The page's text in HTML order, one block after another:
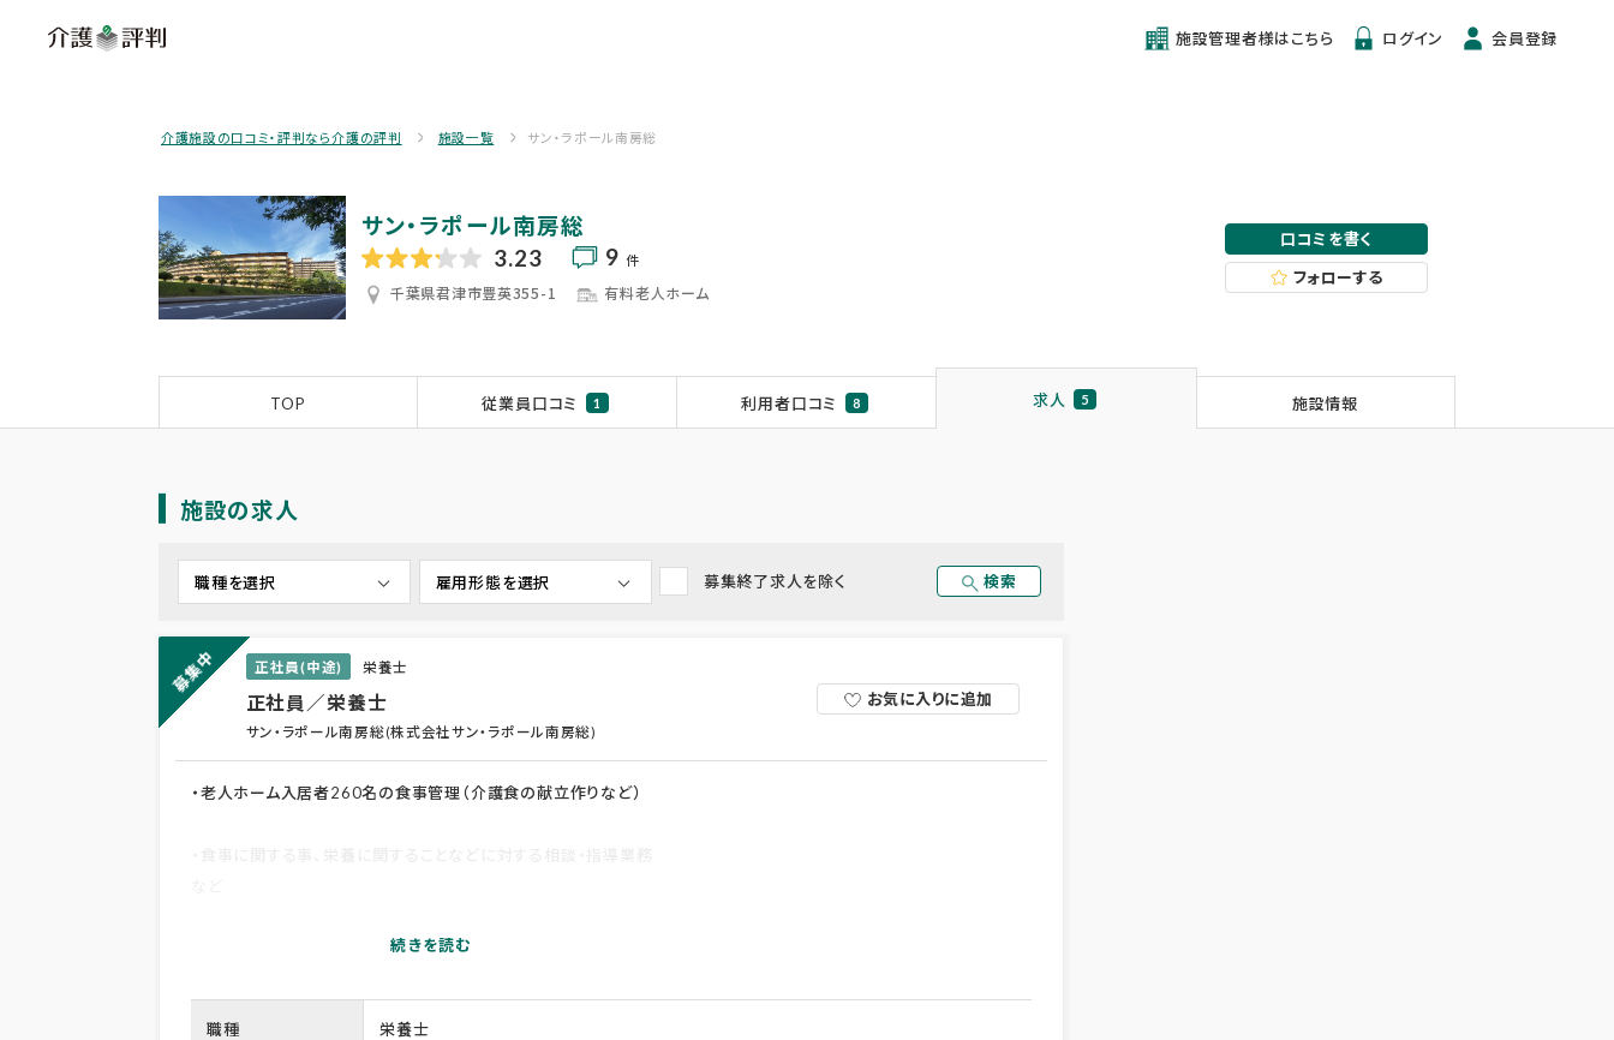
施設管理者様はこちら ログイン 会員登録
介護施設の口コミ・評判なら介護の評判 施設一覧 サン・ラポール南房総
サン・ラポール南房総
3.23
9 件
千葉県君津市豊英355-1 有料老人ホーム
口コミを書く
フォローする
TOP 従業員口コミ 1 利用者口コミ 8 求人 5 施設情報
施設の求人
募集終了求人を除く 検索
募集中 正社員(中途) 栄養士
正社員／栄養士
サン・ラポール南房総(株式会社サン・ラポール南房総)
お気に入りに追加
・老人ホーム入居者260名の食事管理（介護食の献立作りなど）
職種 栄養士